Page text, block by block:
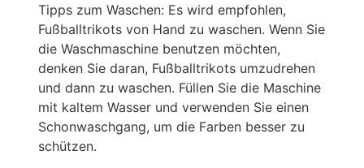
Tipps zum Waschen: Es wird empfohlen,
Fußballtrikots von Hand zu waschen. Wenn Sie
die Waschmaschine benutzen möchten,
denken Sie daran, Fußballtrikots umzudrehen
und dann zu waschen. Füllen Sie die Maschine
mit kaltem Wasser und verwenden Sie einen
Schonwaschgang, um die Farben besser zu
schützen.